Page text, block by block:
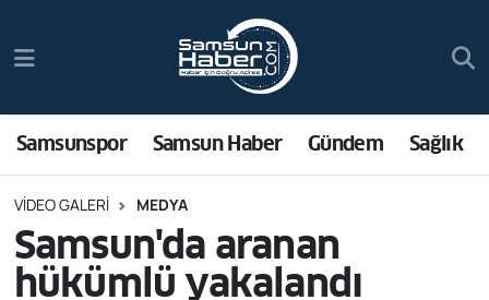
Samsunspor Samsun Haber Gündem Sağlık
VIDEO GALERI MEDYA
Samsun'da aranan
hükümlü yakalandı
Samsun Haber
Sağlık
Asayiş
Trafik Durumu
Süper Lig Puan Durumu ve Fikstür
Tüm Manşetler